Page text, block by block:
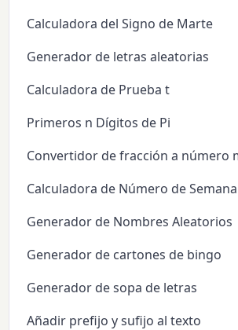
Calculadora del Signo de Marte
Generador de letras aleatorias
Calculadora de Prueba t
Primeros n Dígitos de Pi
Convertidor de fracción a número
Calculadora de Número de Semana
Generador de Nombres Aleatorios
Generador de cartones de bingo
Generador de sopa de letras
Añadir prefijo y sufijo al texto